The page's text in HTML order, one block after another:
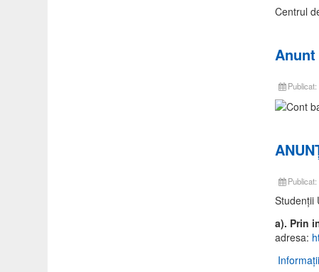
Centrul
Anunt
Studenţii
a). Prin
adresa: